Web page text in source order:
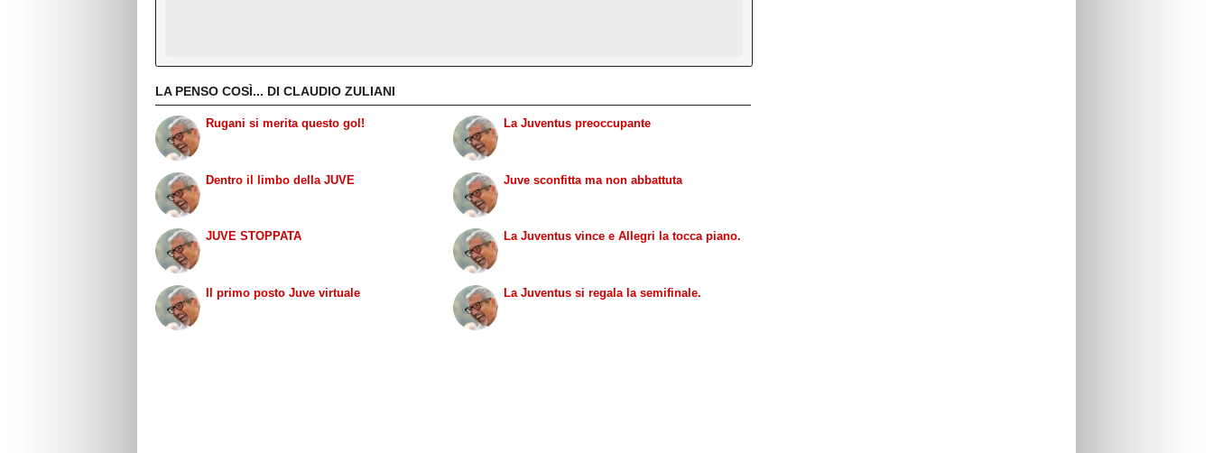
LA PENSO COSÌ... DI CLAUDIO ZULIANI
Rugani si merita questo gol!
Dentro il limbo della JUVE
La Juventus preoccupante
Juve sconfitta ma non abbattuta
JUVE STOPPATA
Il primo posto Juve virtuale
La Juventus vince e Allegri la tocca piano.
La Juventus si regala la semifinale.